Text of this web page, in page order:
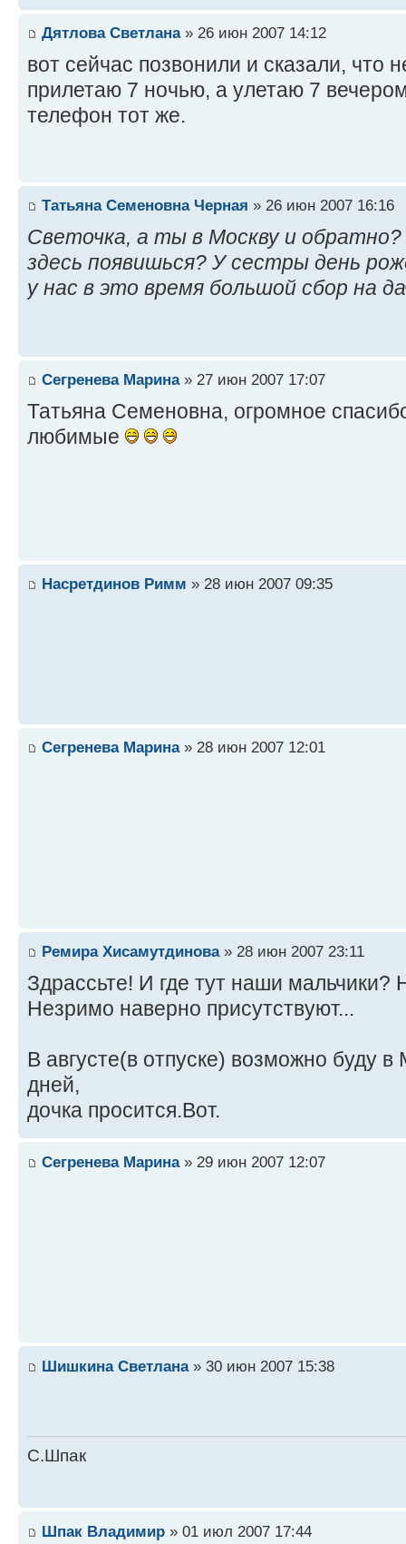
Дятлова Светлана» 26 июн 2007 14:12
вот сейчас позвонили и сказали, что
прилетаю 7 ночью, а улетаю 7
телефон тот же.
Татьяна Семеновна Черная » 26 июн 2007 16:16
Светочка, а ты в Москву и
здесь появишься? У сестры день
у нас в это время большой сбор на
Сегренева Марина» 27 июн 2007 17:07
Татьяна Семеновна, огромное
любимые
Насретдинов Римм » 28 июн 2007 09:35
Сегренева Марина» 28 июн 2007 12:01
Ремира Хисамутдинова» 28 июн 2007 23:11
Здрассьте! И где тут наши
Незримо наверно присутствуют...
В августе(в отпуске) возможно буду в
дней,
дочка просится.Вот.
Сегренева Марина» 29 июн 2007 12:07
Шишкина Светлана» 30 июн 2007 15:38
С.Шпак
Шпак Владимир » 01 июл 2007 17:44